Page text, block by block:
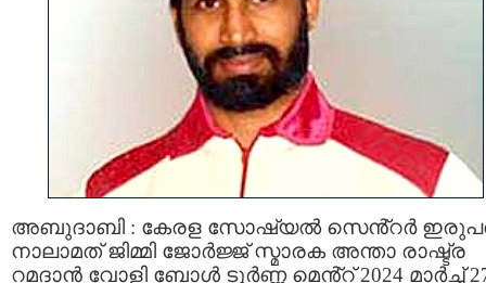
അബുദാബി : കേരള സോഷ്യൽ സെൻ്റർ
നാലാമത് ജിമ്മി ജോർജ്ജ് സ്മാരക അന്താ രാഷ്ട്ര
റമദാൻ വോളി ബോൾ ടൂർണ്ണ മെൻ്റ് 2024 മാർച്ച്